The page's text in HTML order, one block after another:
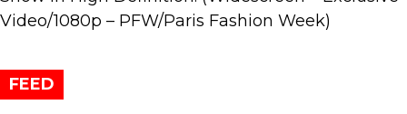
Video/1080p – PFW/Paris Fashion Week)
FEED